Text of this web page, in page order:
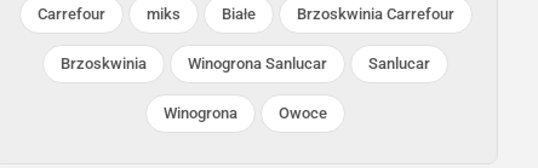
Carrefour miks Białe Brzoskwinia Carrefour
Brzoskwinia Winogrona Sanlucar Sanlucar
Winogrona Owoce